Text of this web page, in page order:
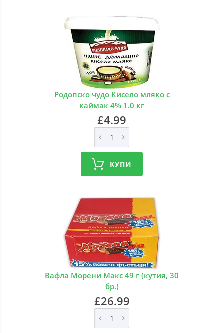
Родопско чудо Кисело мляко с
каймак 4% 1.0 кг
£4.99
КУПИ
Вафла Морени Макс 49 г (кутия, 30
бр.)
£26.99